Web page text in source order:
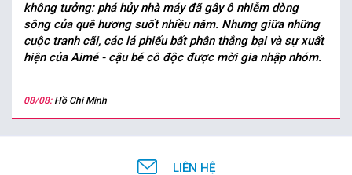
không tưởng: phá hủy nhà máy đã gây ô nhiễm dòng
sông của quê hương suốt nhiều năm. Nhưng giữa những
cuộc tranh cãi, các lá phiếu bất phân thắng bại và sự xuất
hiện của Aimé - cậu bé cô độc được mời gia nhập nhóm.
08/08: Hồ Chí Minh
LIÊN HỆ